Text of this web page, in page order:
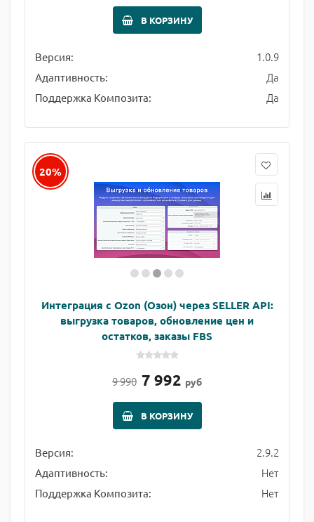
В КОРЗИНУ
Версия: 1.0.9
Адаптивность: Да
Поддержка Композита: Да
20%
Интеграция с Ozon (Озон) через SELLER API:
выгрузка товаров, обновление цен и
остатков, заказы FBS
9 990 7 992 руб
В КОРЗИНУ
Версия: 2.9.2
Адаптивность: Нет
Поддержка Композита: Нет